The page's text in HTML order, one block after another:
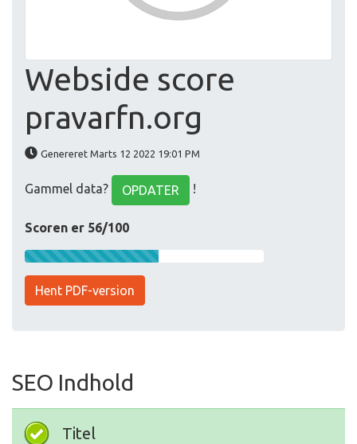
Webside score
pravarfn.org
Genereret Marts 12 2022 19:01 PM
Gammel data? OPDATER !
Scoren er 56/100
Hent PDF-version
SEO Indhold
Titel